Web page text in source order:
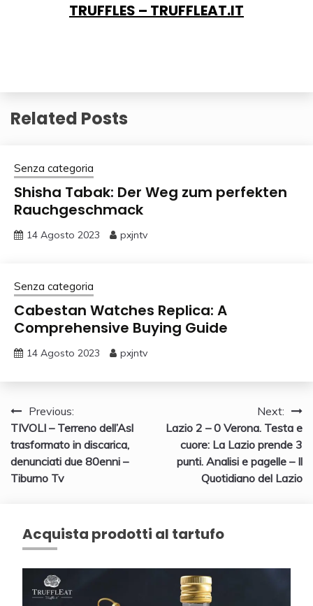
TRUFFLES – TRUFFLEAT.IT
Related Posts
Senza categoria
Shisha Tabak: Der Weg zum perfekten
Rauchgeschmack
14 Agosto 2023 pxjntv
Senza categoria
Cabestan Watches Replica: A
Comprehensive Buying Guide
14 Agosto 2023 pxjntv
Navigazione
articoli
Previous:
TIVOLI – Terreno dell’Asl
trasformato in discarica,
denunciati due 80enni –
Tiburno Tv
Next:
Lazio 2 – 0 Verona. Testa e
cuore: La Lazio prende 3
punti. Analisi e pagelle – Il
Quotidiano del Lazio
Acquista prodotti al tartufo